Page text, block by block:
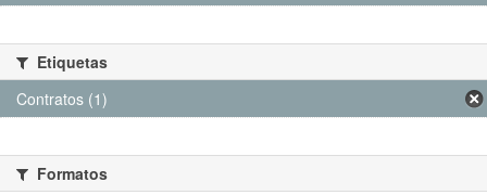
Etiquetas
Contratos (1)
Formatos